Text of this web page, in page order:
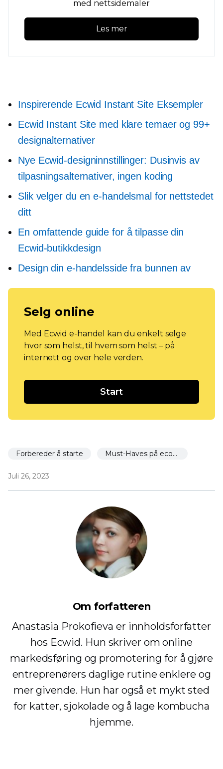
med nettsidemaler
Les mer
Inspirerende Ecwid Instant Site Eksempler
Ecwid Instant Site med klare temaer og 99+
designalternativer
Nye Ecwid-designinnstillinger: Dusinvis av
tilpasningsalternativer, ingen koding
Slik velger du en e-handelsmal for nettstedet
ditt
En omfattende guide for å tilpasse din
Ecwid-butikkdesign
Design din e-handelsside fra bunnen av
Selg online
Med Ecwid e-handel kan du enkelt selge
hvor som helst, til hvem som helst – på
internett og over hele verden.
Start
Forbereder å starte Must-Haves på ecom-nettstedet
Juli 26, 2023
Om forfatteren
Anastasia Prokofieva er innholdsforfatter
hos Ecwid. Hun skriver om online
markedsføring og promotering for å gjøre
entreprenørers daglige rutine enklere og
mer givende. Hun har også et mykt sted
for katter, sjokolade og å lage kombucha
hjemme.